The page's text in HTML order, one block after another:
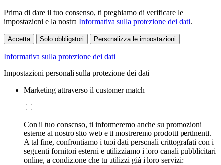
Prima di dare il tuo consenso, ti preghiamo di verificare le
impostazioni e la nostra Informativa sulla protezione dei dati.
Accetta Solo obbligatori Personalizza le impostazioni
Informativa sulla protezione dei dati
Impostazioni personali sulla protezione dei dati
Marketing attraverso il customer match
Con il tuo consenso, ti informeremo anche su promozioni
esterne al nostro sito web e ti mostreremo prodotti pertinenti.
A tal fine, confrontiamo i tuoi dati personali crittografati con i
seguenti fornitori esterni e utilizziamo i loro canali pubblicitari
online, a condizione che tu utilizzi già i loro servizi: